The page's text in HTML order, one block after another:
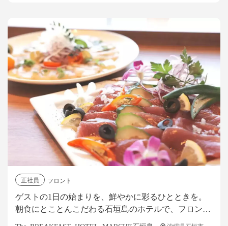
正社員
フロント
ゲストの1日の始まりを、鮮やかに彩るひとときを。
朝食にとことんこだわる石垣島のホテルで、フロント